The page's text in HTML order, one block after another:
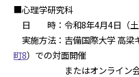
■心理学研究科
日 時：令和8年4月4日（土
実施方法：吉備国際大学 高梁
町8）での対面開催
またはオンライン会